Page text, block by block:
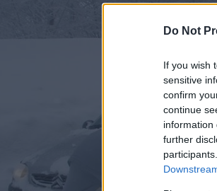
Do Not
If you wish
sensitive
confirm
continue
information
further